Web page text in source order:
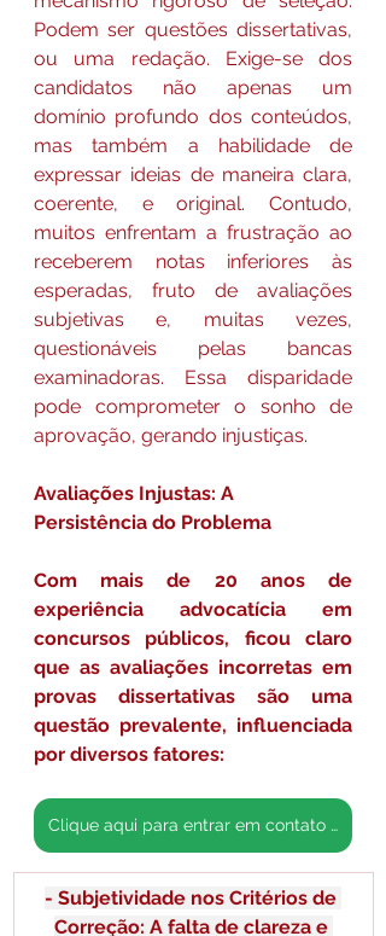
Podem ser questões dissertativas,
ou uma redação. Exige-se dos
candidatos não apenas um
domínio profundo dos conteúdos,
mas também a habilidade de
expressar ideias de maneira clara,
coerente, e original. Contudo,
muitos enfrentam a frustração ao
receberem notas inferiores às
esperadas, fruto de avaliações
subjetivas e, muitas vezes,
questionáveis pelas bancas
examinadoras. Essa disparidade
pode comprometer o sonho de
aprovação, gerando injustiças.
Avaliações Injustas: A
Persistência do Problema
Com mais de 20 anos de
experiência advocatícia em
concursos públicos, ficou claro
que as avaliações incorretas em
provas dissertativas são uma
questão prevalente, influenciada
por diversos fatores:
Clique aqui para entrar em contato conosco pelo whatsapp
- Subjetividade nos Critérios de
Correção: A falta de clareza e